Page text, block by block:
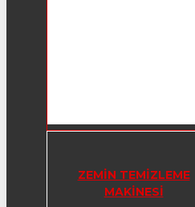
ZEMIN TEMIZLEME
MAKINESI